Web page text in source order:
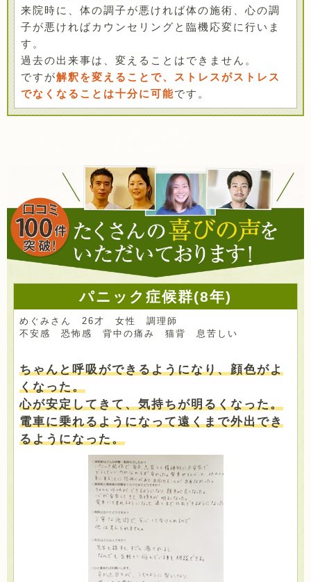
来院時に、体の調子が悪ければ体の施術、心の調
子が悪ければカウンセリングと臨機応変に行いま
す。
過去の出来事は、変えることはできません。
ですが解釈を変えることで、ストレスがストレス
でなくなることは十分に可能です。
パニック症候群(8年)
めぐみさん 26才 女性 調理師
不安感 恐怖感 背中の痛み 猫背 息苦しい
ちゃんと呼吸ができるようになり、顔色がよ
くなった。
心が安定してきて、気持ちが明るくなった。
電車に乗れるようになって遠くまで外出でき
るようになった。